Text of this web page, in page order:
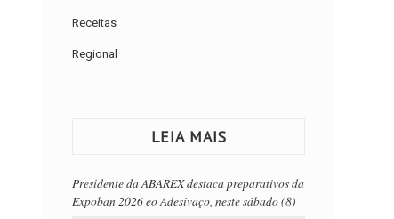
Receitas
Regional
LEIA MAIS
Presidente da ABAREX destaca preparativos da
Expoban 2026 eo Adesivaço, neste sábado (8)